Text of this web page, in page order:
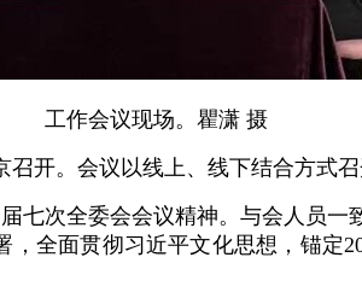
工作会议现场。瞿潇 摄
开。会议以线上、线下结合方式召
七次全委会会议精神。与会人员
全面贯彻习近平文化思想，锚定